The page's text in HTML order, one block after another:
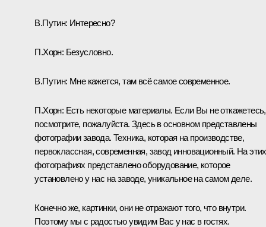
В.Путин: Интересно?
П.Хорн: Безусловно.
В.Путин: Мне кажется, там всё самое современное.
П.Хорн: Есть некоторые материалы. Если Вы не откажетесь,
посмотрите, пожалуйста. Здесь в основном представлены
фотографии завода. Техника, которая на производстве,
первоклассная, современная, завод инновационный. На этих
фотографиях представлено оборудование, которое
установлено у нас на заводе, уникальное на самом деле.
Конечно же, картинки, они не отражают того, что внутри.
Поэтому мы с радостью увидим Вас у нас в гостях.